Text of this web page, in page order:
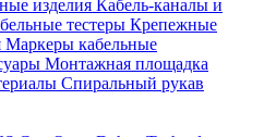
изделия Кабель-каналы и
тестеры Крепежные
Маркеры кабельные
Монтажная площадка
Спиральный рукав